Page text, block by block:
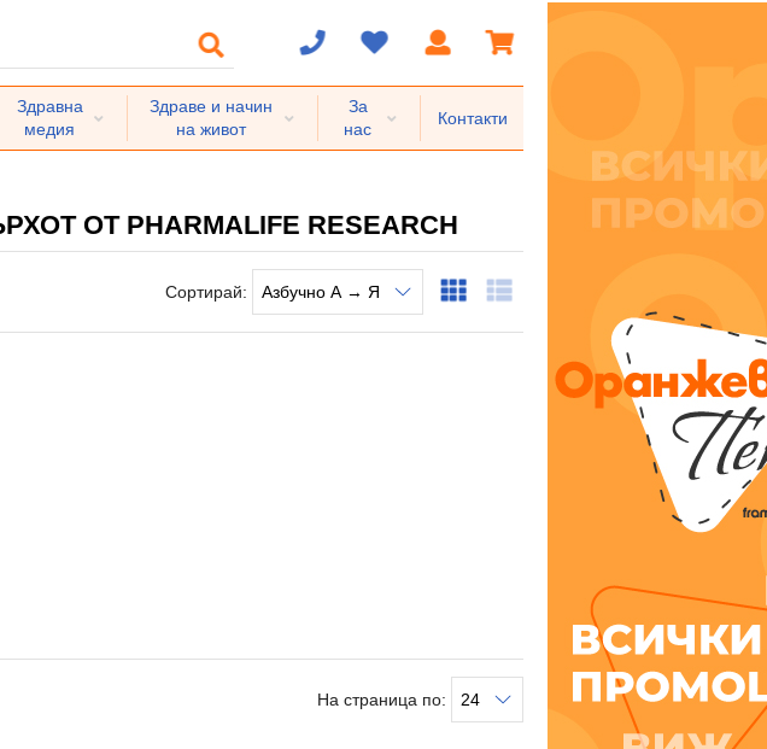
Здравна
медия
Здраве и начин
на живот
За
нас
Контакти
ОТ PHARMALIFE RESEARCH
Сортирай:
На страница по: